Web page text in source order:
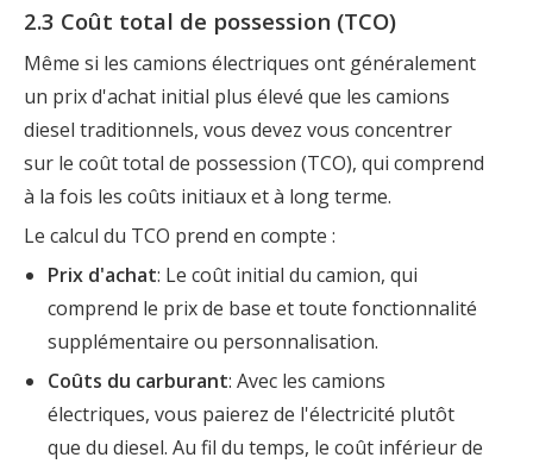
2.3 Coût total de possession (TCO)
Même si les camions électriques ont généralement
un prix d'achat initial plus élevé que les camions
diesel traditionnels, vous devez vous concentrer
sur le coût total de possession (TCO), qui comprend
à la fois les coûts initiaux et à long terme.
Le calcul du TCO prend en compte :
Prix ​​d'achat: Le coût initial du camion, qui
comprend le prix de base et toute fonctionnalité
supplémentaire ou personnalisation.
Coûts du carburant: Avec les camions
électriques, vous paierez de l'électricité plutôt
que du diesel. Au fil du temps, le coût inférieur de